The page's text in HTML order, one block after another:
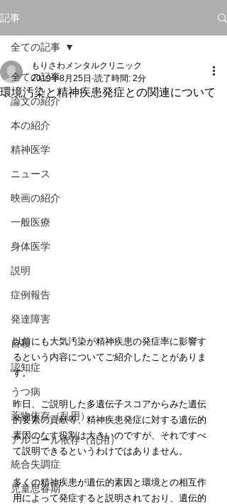
記事
全ての記事
論文の紹介
本の紹介
精神医学
ニュース
映画の紹介
一般医療
身体医学
説明
症例報告
発達障害
自殺
認知症
うつ病
薬物依存（乱用）
アルコール依存（乱用）
統合失調症
児童思春期
全ての記事
環境汚染と精神疾患発症との関連について
もりさわメンタルクリニック
2019年8月25日 読了時間: 2分
以前にも大気汚染が精神疾患の発症率に影響す
るという内容についてご紹介したことがありま
す。
昨日、ご説明した多遺伝子スコアからみた遺伝
的要素の貢献等、精神疾患発症に対する遺伝的
素因のなす役割は大きいのですが、それですべ
て説明できるというわけではありません。
多くの精神疾患が遺伝的素因と環境との相互作
用によって発症すると説明されており、遺伝的